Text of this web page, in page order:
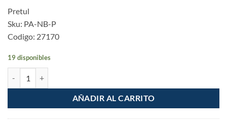
Pretul
Sku: PA-NB-P
Codigo: 27170
19 disponibles
AÑADIR AL CARRITO